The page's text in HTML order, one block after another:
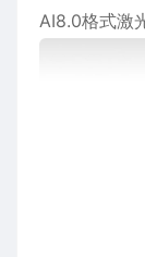
AI8.0格式激